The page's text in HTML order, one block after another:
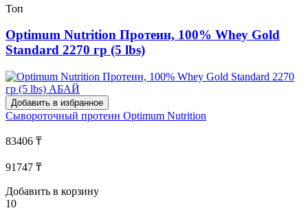
Топ
Optimum Nutrition Протеин, 100% Whey Gold
Standard 2270 гр (5 lbs)
Добавить в избранное
Сывороточный протеин Optimum Nutrition
83406 ₸
91747 ₸
Добавить в корзину
10